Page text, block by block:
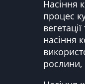
Насіння
процес
насіння